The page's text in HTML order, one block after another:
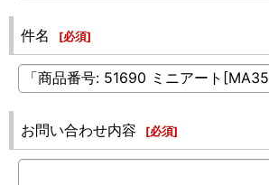
件名 [必須]
お問い合わせ内容 [必須]